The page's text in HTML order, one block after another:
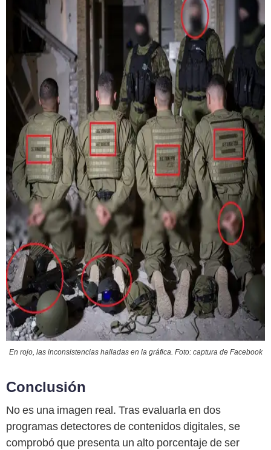
En rojo, las inconsistencias halladas en la gráfica. Foto: captura de Facebook
Conclusión
No es una imagen real. Tras evaluarla en dos
programas detectores de contenidos digitales, se
comprobó que presenta un alto porcentaje de ser